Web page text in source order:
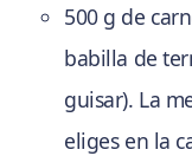
500 g de
babilla de
guisar). La
eliges en la